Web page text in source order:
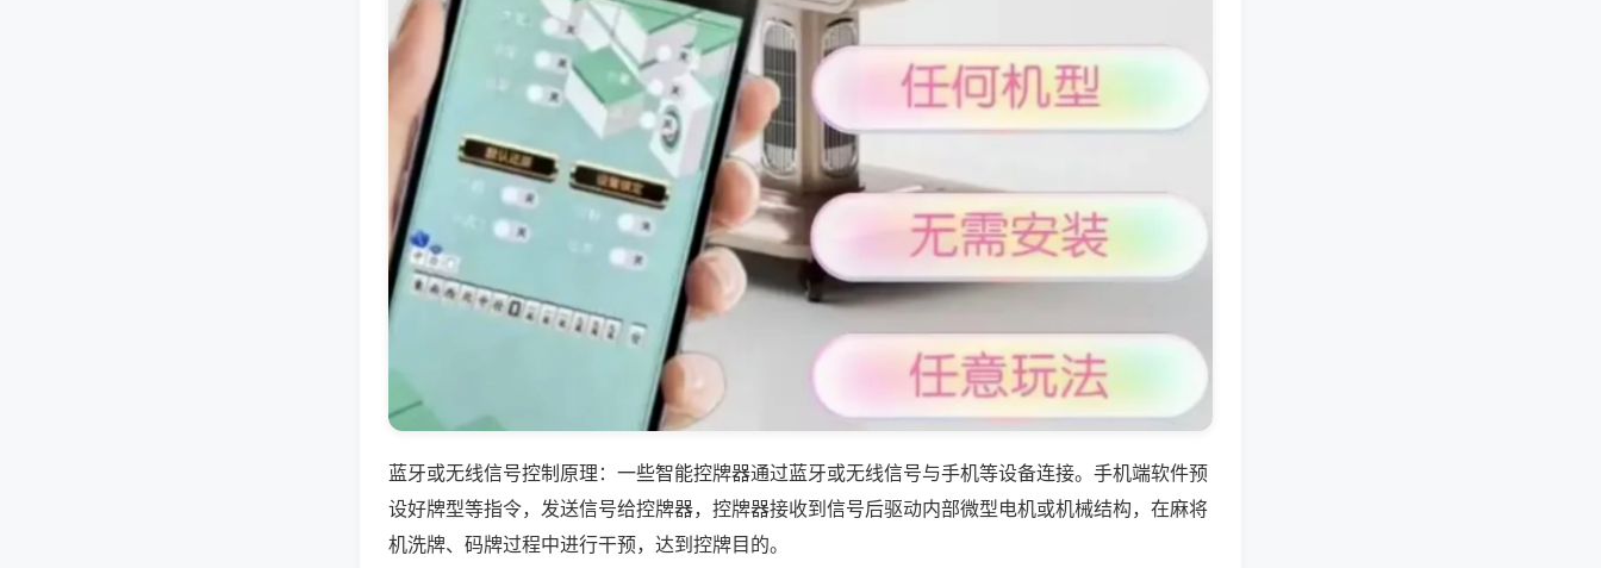
蓝牙或无线信号控制原理：一些智能控牌器通过蓝牙或无线信号与手机等设备连接。手机端软件预
设好牌型等指令，发送信号给控牌器，控牌器接收到信号后驱动内部微型电机或机械结构，在麻将
机洗牌、码牌过程中进行干预，达到控牌目的。